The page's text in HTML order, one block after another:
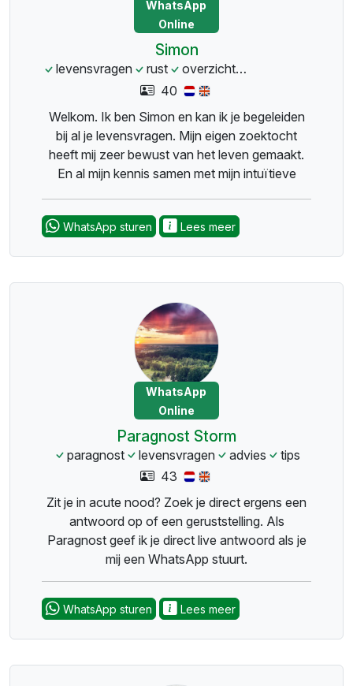
WhatsApp
Online
Simon
levensvragen rust overzicht
40
Welkom. Ik ben Simon en kan ik je begeleiden
bij al je levensvragen. Mijn eigen zoektocht
heeft mij zeer bewust van het leven gemaakt.
En al mijn kennis samen met mijn intuïtieve
WhatsApp sturen Lees meer
WhatsApp
Online
Paragnost Storm
paragnost levensvragen advies
tips
43
Zit je in acute nood? Zoek je direct ergens een
antwoord op of een geruststelling. Als
Paragnost geef ik je direct live antwoord als je
mij een WhatsApp stuurt.
WhatsApp sturen Lees meer